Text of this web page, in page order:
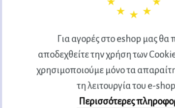
Για αγορές στο eshop μας θα
αποδεχθείτε την χρήση των
χρησιμοποιούμε μόνο τα
τη λειτουργία του e-
Περισσότερες
ΝΕΥΡΟΓΛΩΣΣΟΛΟΓΙΚΗ